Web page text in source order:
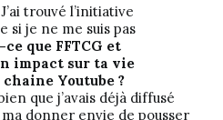
trouvé l’initiative
si je ne me suis pas
ce que FFTCG et
impact sur ta vie
Youtube ?
que j’avais déjà diffusé
ma donner envie de pousser